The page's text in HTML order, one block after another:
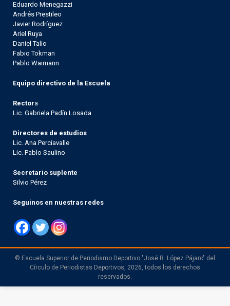
Eduardo Menegazzi
Andrés Prestileo
Javier Rodríguez
Ariel Ruya
Daniel Talio
Fabio Tokman
Pablo Waimann
Equipo directivo de la Escuela
Rectora
Lic. Gabriela Padín Losada
Directores de estudios
Lic. Ana Perciavalle
Lic. Pablo Saulino
Secretario suplente
Silvio Pérez
Seguinos en nuestras redes
© Escuela Superior de Periodismo Deportivo "José R. López Pájaro" del
Círculo de Periodistas Deportivos, 2026, todos los derechos
reservados.